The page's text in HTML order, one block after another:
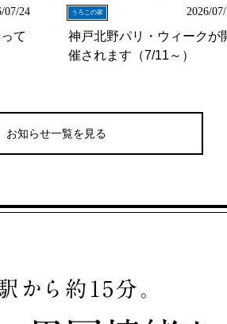
07/24
て
うろこの家 2026/
神戸北野パリ・ウィークが
催されます（7/11～）
お知らせ一覧を見る